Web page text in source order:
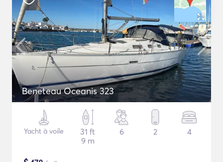
Beneteau Oceanis 323
Yacht à voile
31 ft
9 m
6 2 4